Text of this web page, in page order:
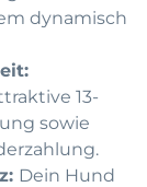
dynamisch
13-
sowie
Dein Hund